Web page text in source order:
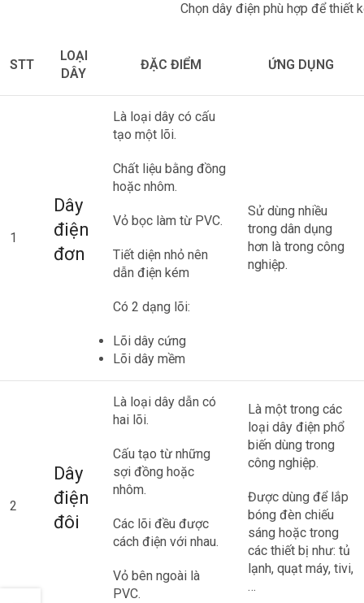
Chọn dây điện phù hợp để thiết
STT
LOẠI
DÂY
ĐẶC ĐIỂM ỨNG DỤNG
1
Dây
điện
đơn
Là loại dây có cấu
tạo một lõi.
Chất liệu bằng đồng
hoặc nhôm.
Vỏ bọc làm từ PVC.
Tiết diện nhỏ nên
dẫn điện kém
Có 2 dạng lõi:
Lõi dây cứng
Lõi dây mềm
Sử dùng nhiều
trong dân dụng
hơn là trong công
nghiệp.
2
Dây
điện
đôi
Là loại dây dẫn có
hai lõi.
Cấu tạo từ những
sợi đồng hoặc
nhôm.
Các lõi đều được
cách điện với nhau.
Vỏ bên ngoài là
PVC.
Là một trong các
loại dây điện phổ
biến dùng trong
công nghiệp.
Được dùng để lắp
bóng đèn chiếu
sáng hoặc trong
các thiết bị như: tủ
lạnh, quạt máy, tivi,
…